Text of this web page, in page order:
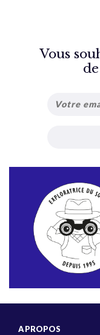
Vous
A PROPOS